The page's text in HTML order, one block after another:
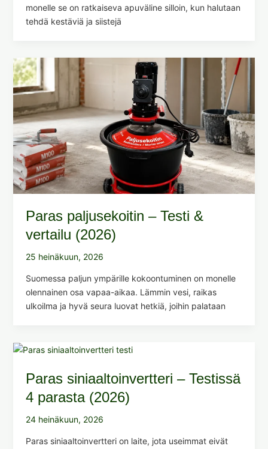
monelle se on ratkaiseva apuväline silloin, kun halutaan
tehdä kestäviä ja siistejä
Paras paljusekoitin – Testi &
vertailu (2026)
25 heinäkuun, 2026
Suomessa paljun ympärille kokoontuminen on monelle
olennainen osa vapaa-aikaa. Lämmin vesi, raikas
ulkoilma ja hyvä seura luovat hetkiä, joihin palataan
Paras siniaaltoinvertteri – Testissä
4 parasta (2026)
24 heinäkuun, 2026
Paras siniaaltoinvertteri on laite, jota useimmat eivät